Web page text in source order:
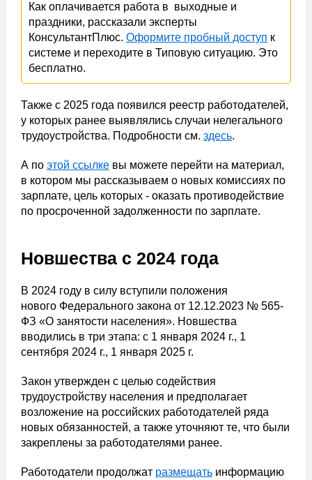
Как оплачивается работа в выходные и
праздники, рассказали эксперты
КонсультантПлюс. Оформите пробный доступ к
системе и переходите в Типовую ситуацию. Это
бесплатно.
Также с 2025 года появился реестр работодателей,
у которых ранее выявлялись случаи нелегального
трудоустройства. Подробности см. здесь.
А по этой ссылке вы можете перейти на материал,
в котором мы рассказываем о новых комиссиях по
зарплате, цель которых - оказать противодействие
по просроченной задолженности по зарплате.
Новшества с 2024 года
В 2024 году в силу вступили положения
нового Федерального закона от 12.12.2023 № 565-
ФЗ «О занятости населения». Новшества
вводились в три этапа: с 1 января 2024 г., 1
сентября 2024 г., 1 января 2025 г.
Закон утвержден с целью содействия
трудоустройству населения и предполагает
возложение на российских работодателей ряда
новых обязанностей, а также уточняют те, что были
закреплены за работодателями ранее.
Работодатели продолжат размещать информацию